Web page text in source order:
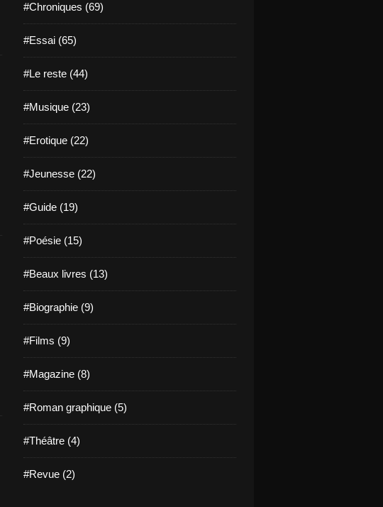
#Chroniques (69)
#Essai (65)
#Le reste (44)
#Musique (23)
#Erotique (22)
#Jeunesse (22)
#Guide (19)
#Poésie (15)
#Beaux livres (13)
#Biographie (9)
#Films (9)
#Magazine (8)
#Roman graphique (5)
#Théâtre (4)
#Revue (2)